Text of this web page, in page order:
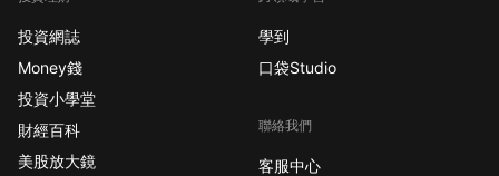
投資網誌
Money錢
投資小學堂
財經百科
美股放大鏡
學到
口袋Studio
聯絡我們
客服中心